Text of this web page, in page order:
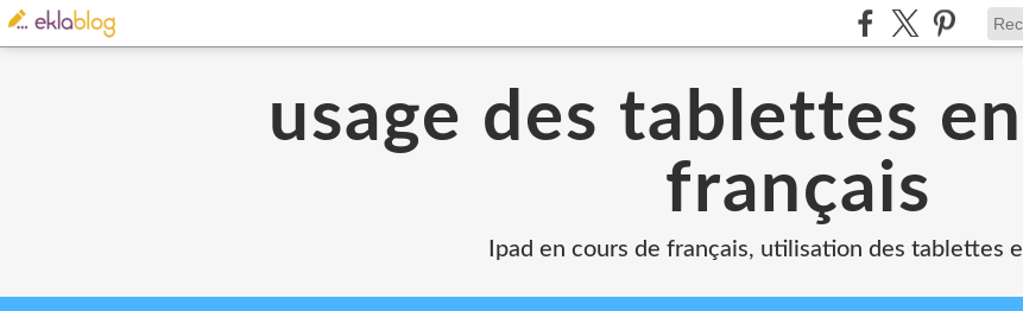
usage des tablettes
français
Ipad en cours de français, utilisation des tablettes